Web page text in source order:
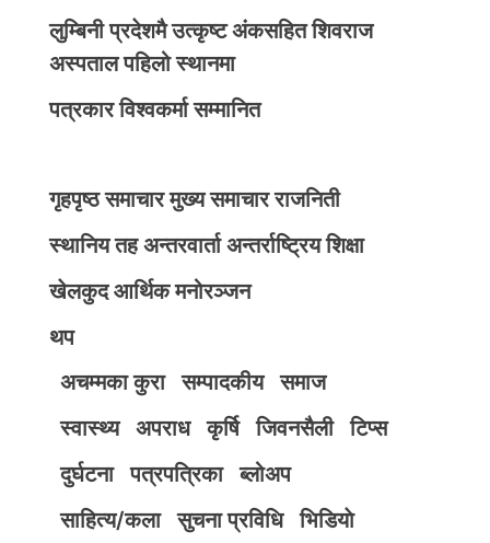
लुम्बिनी प्रदेशमै उत्कृष्ट अंकसहित शिवराज
अस्पताल पहिलो स्थानमा
पत्रकार विश्वकर्मा सम्मानित
गृहपृष्ठ समाचार मुख्य समाचार राजनिती
स्थानिय तह अन्तरवार्ता अन्तर्राष्ट्रिय शिक्षा
खेलकुद आर्थिक मनोरञ्जन
थप
अचम्मका कुरा
सम्पादकीय
समाज
स्वास्थ्य
अपराध कृर्षि जिवनसैली
टिप्स
दुर्घटना
पत्रपत्रिका
ब्लोअप
साहित्य/कला
सुचना प्रविधि भिडियाे